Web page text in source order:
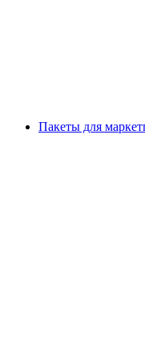
Пакеты для